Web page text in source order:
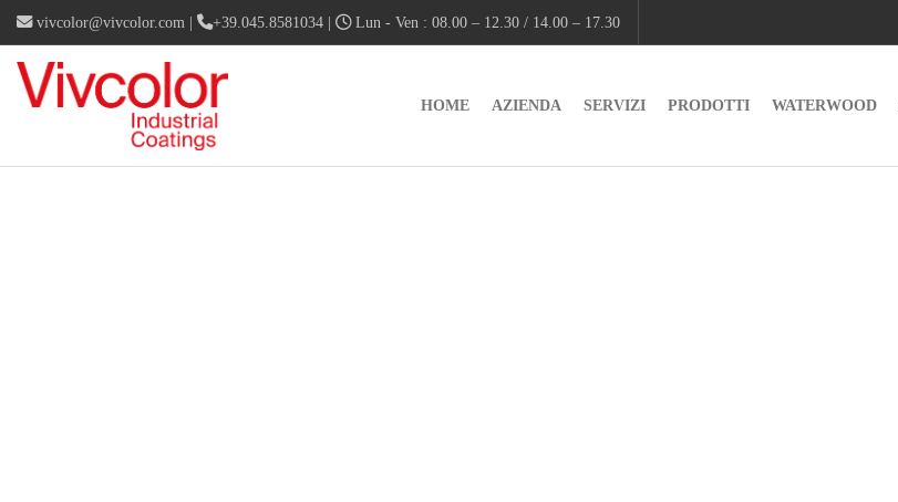
vivcolor@vivcolor.com | +39.045.8581034 | Lun - Ven : 08.00 – 12.30 / 14.00 – 17.30
HOME AZIENDA SERVIZI PRODOTTI WATERWOOD